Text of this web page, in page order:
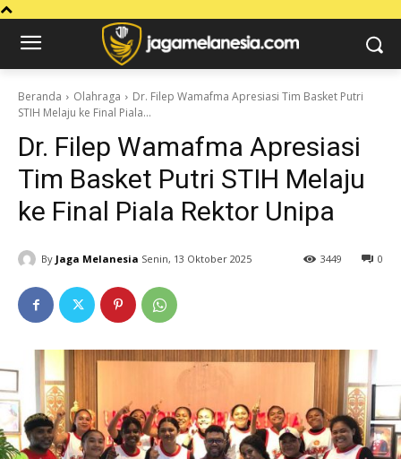
Beranda Olahraga
Dr. Filep Wamafma Apresiasi Tim Basket Putri
STIH Melaju ke Final Piala...
Dr. Filep Wamafma Apresiasi
Tim Basket Putri STIH Melaju
ke Final Piala Rektor Unipa
By Jaga Melanesia Senin, 13 Oktober 2025 0
3449